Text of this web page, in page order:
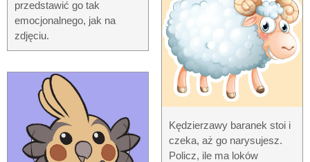
przedstawić go tak
emocjonalnego, jak na
zdjęciu.
Kędzierzawy baranek stoi i
czeka, aż go narysujesz.
Policz, ile ma loków